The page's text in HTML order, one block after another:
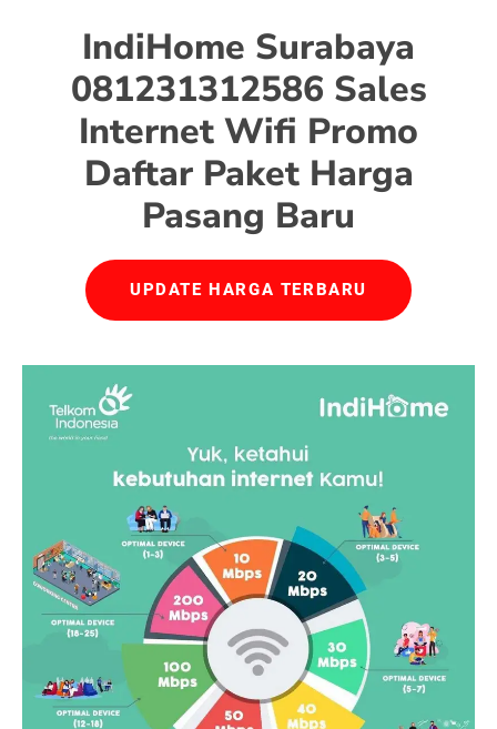
IndiHome Surabaya
081231312586 Sales
Internet Wifi Promo
Daftar Paket Harga
Pasang Baru
UPDATE HARGA TERBARU